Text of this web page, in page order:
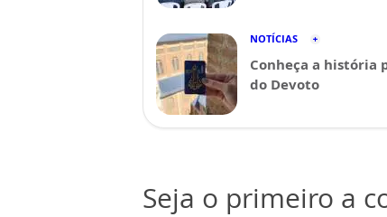
NOTÍCIAS
Conheça a história
do Devoto
Seja o primeiro a